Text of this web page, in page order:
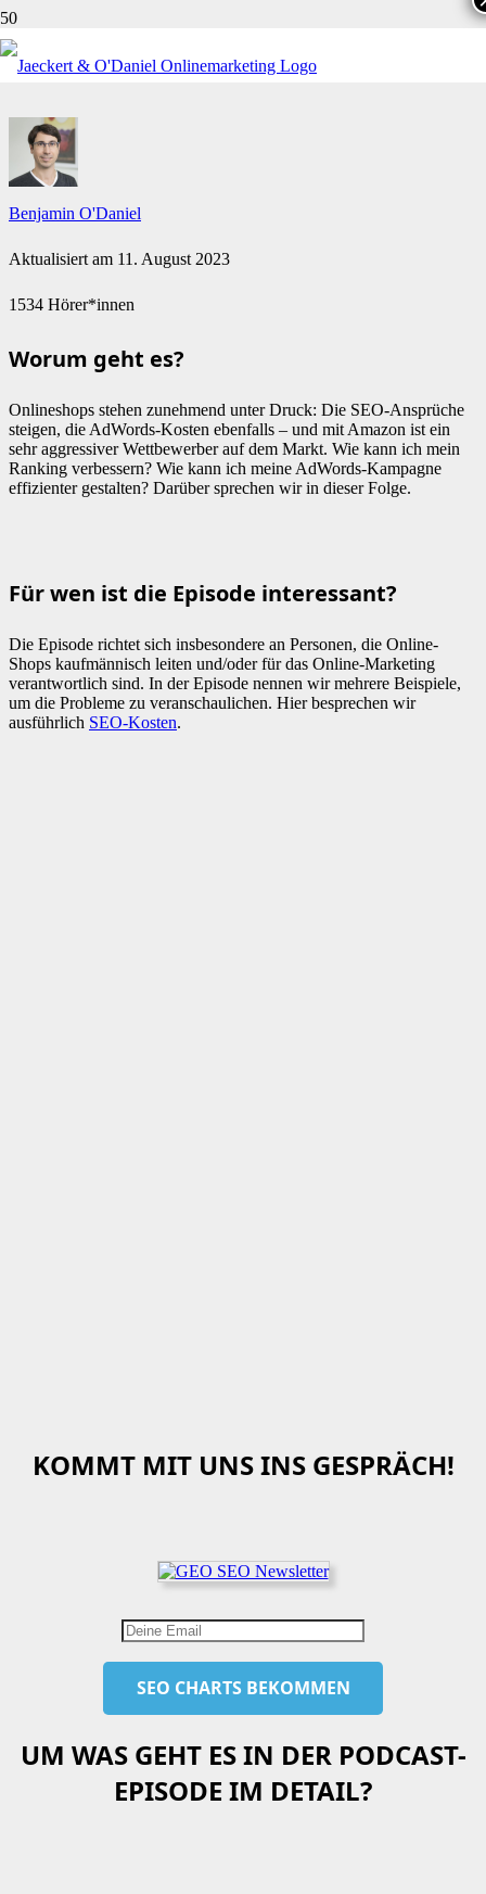
ONLINE-SHOPS UNTER DRUCK
Benjamin O'Daniel
Aktualisiert am 11. August 2023
1534 Hörer*innen
Worum geht es?
Onlineshops stehen zunehmend unter Druck: Die SEO-Ansprüche
steigen, die AdWords-Kosten ebenfalls – und mit Amazon ist ein
sehr aggressiver Wettbewerber auf dem Markt. Wie kann ich mein
Ranking verbessern? Wie kann ich meine AdWords-Kampagne
effizienter gestalten? Darüber sprechen wir in dieser Folge.
Für wen ist die Episode interessant?
Die Episode richtet sich insbesondere an Personen, die Online-
Shops kaufmännisch leiten und/oder für das Online-Marketing
verantwortlich sind. In der Episode nennen wir mehrere Beispiele,
um die Probleme zu veranschaulichen. Hier besprechen wir
ausführlich SEO-Kosten.
KOMMT MIT UNS INS GESPRÄCH!
UM WAS GEHT ES IN DER PODCAST-
EPISODE IM DETAIL?